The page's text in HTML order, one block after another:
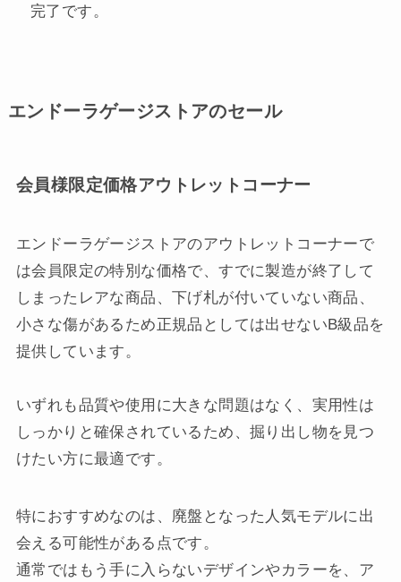
完了です。
エンドーラゲージストアのセール
会員様限定価格アウトレットコーナー
エンドーラゲージストアのアウトレットコーナーで
は会員限定の特別な価格で、すでに製造が終了して
しまったレアな商品、下げ札が付いていない商品、
小さな傷があるため正規品としては出せないB級品を
提供しています。
いずれも品質や使用に大きな問題はなく、実用性は
しっかりと確保されているため、掘り出し物を見つ
けたい方に最適です。
特におすすめなのは、廃盤となった人気モデルに出
会える可能性がある点です。
通常ではもう手に入らないデザインやカラーを、ア